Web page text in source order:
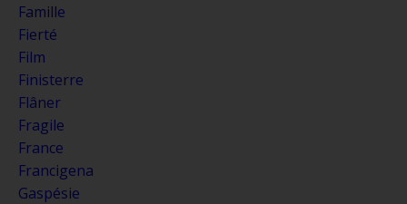
Famille
Fierté
Film
Finisterre
Flâner
Fragile
France
Francigena
Gaspésie